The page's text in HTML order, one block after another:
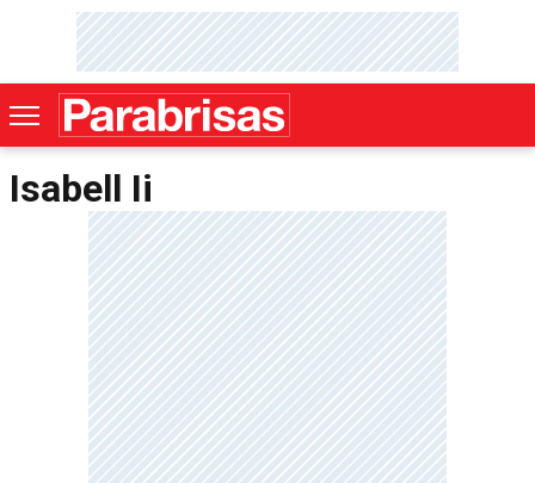
Isabell Ii